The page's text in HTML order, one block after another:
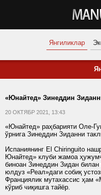
Янгиликлар
«Юнайтед» Зинеддин
20 ОКТЯБР 2021, 13:43
«Юнайтед» раҳбарияти Оле-
ўрнига Зинеддин Зиданни
Испаниянинг El Chiringuito
Юнайтед» клуби жамоа
биноан Зинеддин Зидан билан
юлдуз «Реал»даги собиқ
Франциялик мутахассис ҳам
кўриб чиқишга тайёр.